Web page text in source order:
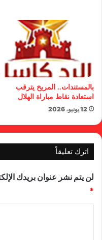
بالمستندات.. المريخ يترقب
استعادة نقاط مباراة الهلال
12 يونيو، 2026
اترك تعليقاً
لن يتم نشر عنوان بريدك
*